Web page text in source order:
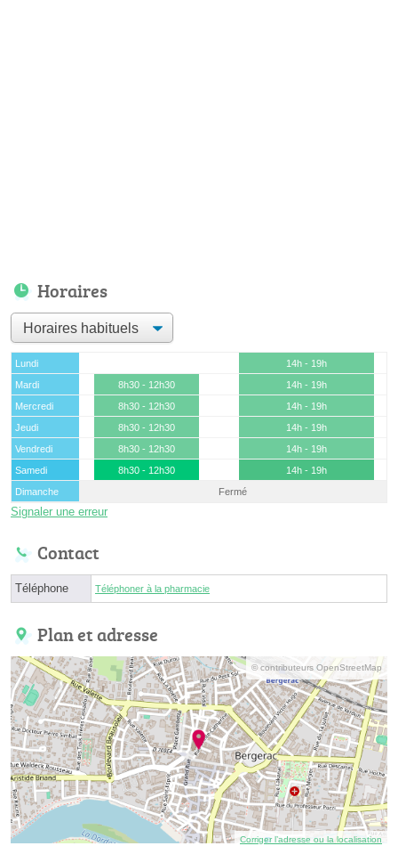
Horaires
Lundi
14h - 19h
Mardi
8h30 - 12h30
14h - 19h
Mercredi
8h30 - 12h30
14h - 19h
Jeudi
8h30 - 12h30
14h - 19h
Vendredi
8h30 - 12h30
14h - 19h
Samedi
8h30 - 12h30
14h - 19h
Dimanche
Fermé
Signaler une erreur
Contact
Téléphone Téléphoner à la pharmacie
Plan et adresse
© contributeurs OpenStreetMap
Corriger l’adresse ou la localisation